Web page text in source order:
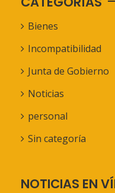
Bienes
Incompatibilidad
Junta de Gobierno
Noticias
personal
Sin categoría
NOTICIAS EN